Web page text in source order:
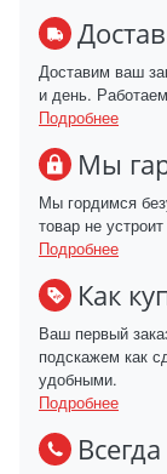
Доставим ваш
и день.
Подробнее
Мы
Мы гордимся
товар не
Подробнее
Как
Ваш первый
подскажем как
удобными.
Подробнее